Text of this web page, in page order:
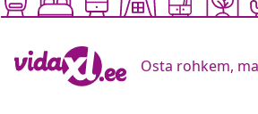
Osta rohkem,